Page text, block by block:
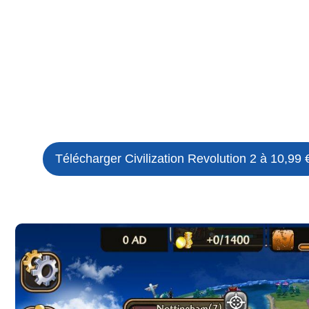
Télécharger Civilization Revolution 2 à 10,99